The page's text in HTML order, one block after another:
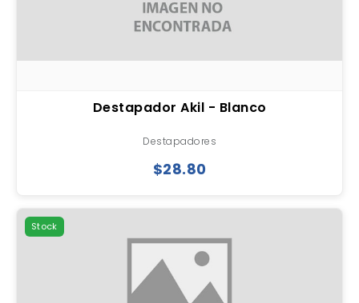
Destapador Akil - Blanco
Destapadores
$28.80
Stock